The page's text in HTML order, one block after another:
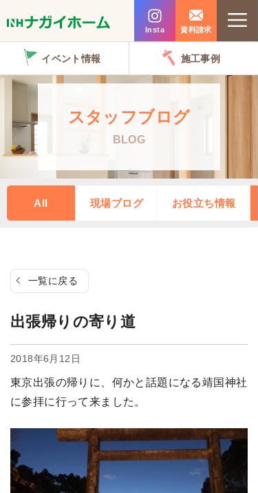
ン
プ
Insta 資料請求
イベント情報 施工事例
スタッフブログ
BLOG
All 現場ブログ お役立ち情報
一覧に戻る
出張帰りの寄り道
2018年6月12日
東京出張の帰りに、何かと話題になる靖国神社
に参拝に行って来ました。